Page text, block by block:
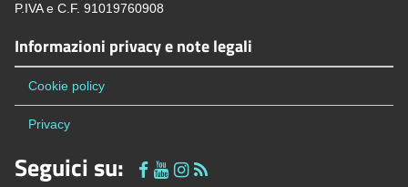
P.IVA e C.F. 91019760908
Informazioni privacy e note legali
Cookie policy
Privacy
Seguici su: